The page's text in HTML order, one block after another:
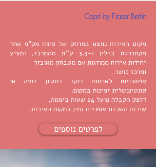
Capri by Fraser Berlin
מקום האירוח נמצא במרחק של פחות מק"מ אחד
מקתדרלת ברלין ו-3.3 ק''מ מהמרכז, ומציע
יחידות אירוח ממוזגות עם מטבחון מאובזר
ומרכז כושר.
אפשרויות לארוחת בוקר בסגנון בופה או
קונטיננטלית זמינות במקום.
דלפק הקבלה פועל 24 שעות ביממה,
שירות השכרת אופניים זמין במקום האירוח.
לפרטים נוספים